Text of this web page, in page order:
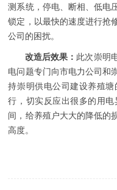
测系统，停电、断相、低电
锁定，以最快的速度进行抢
公司的困扰。
改造后效果： 此次崇明
电问题专门向市电力公司和
持崇明供电公司建设养殖
行，切实反应出很多的用
间，给养殖户大大的降低的
高度。